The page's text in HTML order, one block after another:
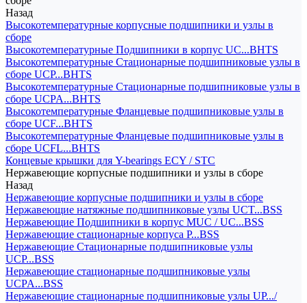
Назад
Высокотемпературные корпусные подшипники и узлы в
сборе
Высокотемпературные Подшипники в корпус UC...BHTS
Высокотемпературные Стационарные подшипниковые узлы в
сборе UCP...BHTS
Высокотемпературные Стационарные подшипниковые узлы в
сборе UCPA...BHTS
Высокотемпературные Фланцевые подшипниковые узлы в
сборе UCF...BHTS
Высокотемпературные Фланцевые подшипниковые узлы в
сборе UCFL...BHTS
Концевые крышки для Y-bearings ECY / STC
Нержавеющие корпусные подшипники и узлы в сборе
Назад
Нержавеющие корпусные подшипники и узлы в сборе
Нержавеющие натяжные подшипниковые узлы UCT...BSS
Нержавеющие Подшипники в корпус MUC / UC...BSS
Нержавеющие стационарные корпуса P...BSS
Нержавеющие Стационарные подшипниковые узлы
UCP...BSS
Нержавеющие стационарные подшипниковые узлы
UCPA...BSS
Нержавеющие стационарные подшипниковые узлы UP.../